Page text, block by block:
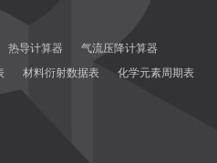
热导计算器
气流压降计算器
材料衍射数据表 化学元素周期表